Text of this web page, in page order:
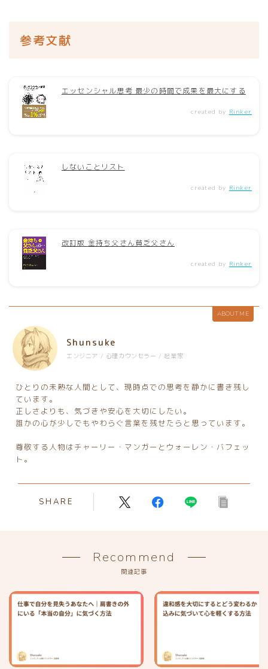
参考文献
エッセンシャル思考 最少の時間で成果を最大にする
created by Rinker
しないことリスト
created by Rinker
改訂版 金持ち父さん貧乏父さん
created by Rinker
ABOUT ME
Shunsuke
エンジニア / 心理カウンセラー / 起業家
ひとりの未熟な人間として、現時点での思考を静かに書き残し
ています。
正しさよりも、気づきや安心を大切にしたい。
誰かの心が少しでもやわらぐ言葉を残せたらと思っています。
尊敬する人物はチャーリー・マンガーとウォーレン・バフェッ
ト。
SHARE
Recommend
関連記事